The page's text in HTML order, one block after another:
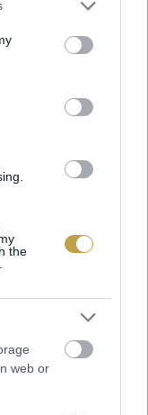
You may click to
party tags to
in below Google
the
web or